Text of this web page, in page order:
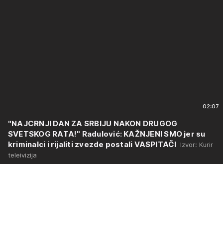
02:07
"NAJCRNJI DAN ZA SRBIJU NAKON DRUGOG
SVETSKOG RATA!" Radulović: KAŽNJENI SMO jer su
kriminalci i rijaliti zvezde postali VASPITAČI Izvor: Kurir
teleivizija